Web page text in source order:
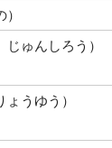
ゅんしろう）
うゆう）